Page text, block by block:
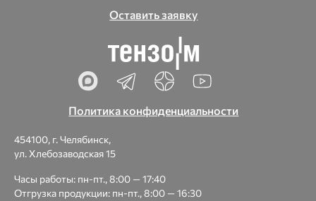
Оставить заявку
Политика конфиденциальности
454100, г. Челябинск,
ул. Хлебозаводская 15
Часы работы: пн-пт., 8:00 — 17:40
Отгрузка продукции: пн-пт., 8:00 — 16:30